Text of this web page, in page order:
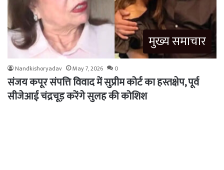
मुख्य समाचार
Nandkishoryadav May 7, 2026 0
संजय कपूर संपत्ति विवाद में सुप्रीम कोर्ट का हस्तक्षेप, पूर्व
सीजेआई चंद्रचूड़ करेंगे सुलह की कोशिश